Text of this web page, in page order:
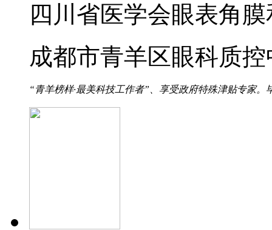
四川省医学会眼表角
成都市青羊区眼科质
“青羊榜样·最美科技工作者”、享受政府特殊津贴专家。